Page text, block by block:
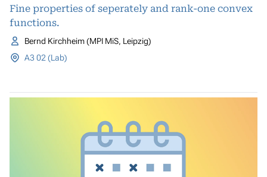
Fine properties of seperately and rank-one convex
functions.
Bernd Kirchheim (MPI MiS, Leipzig)
A3 02 (Lab)